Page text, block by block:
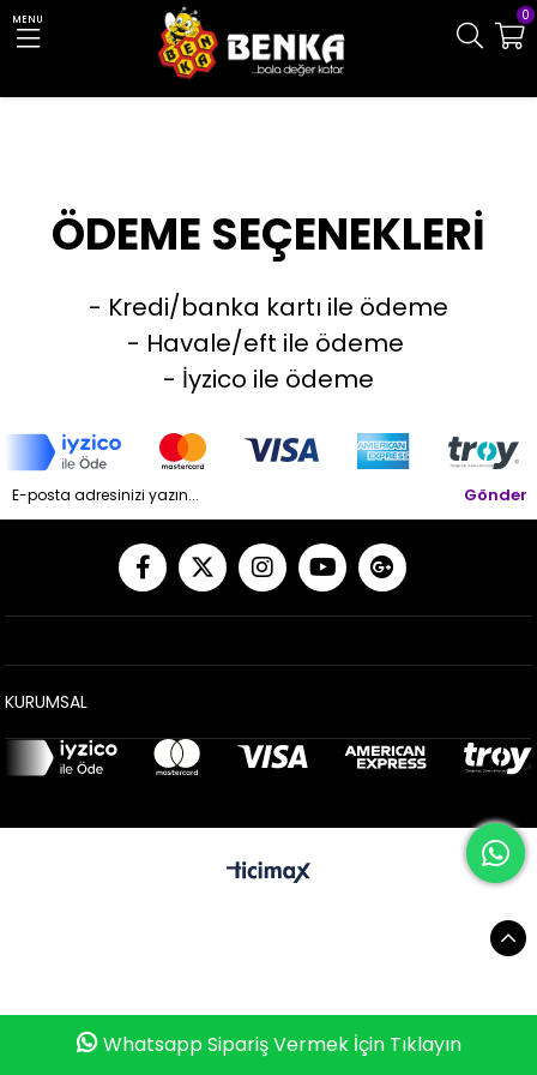
MENU 0
ÖDEME SEÇENEKLERİ
- Kredi/banka kartı ile ödeme
- Havale/eft ile ödeme
- İyzico ile ödeme
Gönder
KURUMSAL
Whatsapp ile Sipariş Vermek İçin Tıklayın
Whatsapp Sipariş Vermek İçin Tıklayın
Anasayfa Favorilerim Sepetim Üye Girişi